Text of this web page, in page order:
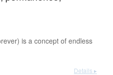
is a concept of endless
Details ▸